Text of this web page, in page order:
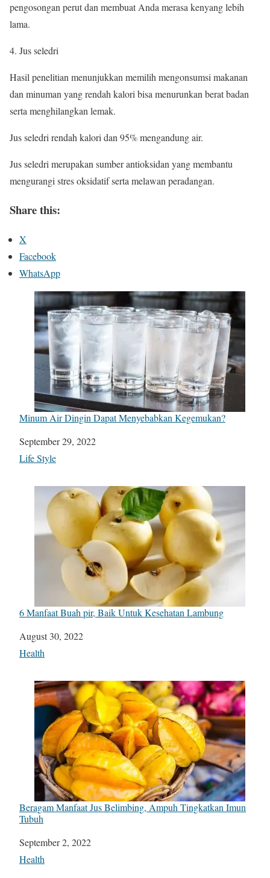
pengosongan perut dan membuat Anda merasa kenyang lebih
lama.
Jus seledri
Hasil penelitian menunjukkan memilih mengonsumsi makanan
dan minuman yang rendah kalori bisa menurunkan berat badan
serta menghilangkan lemak.
Jus seledri rendah kalori dan 95% mengandung air.
Jus seledri merupakan sumber antioksidan yang membantu
mengurangi stres oksidatif serta melawan peradangan.
Share this:
X
Facebook
WhatsApp
Minum Air Dingin Dapat Menyebabkan Kegemukan?
Date
September 29, 2022
In relation to
Life Style
6 Manfaat Buah pir, Baik Untuk Kesehatan Lambung
Date
August 30, 2022
In relation to
Health
Beragam Manfaat Jus Belimbing, Ampuh Tingkatkan Imun
Tubuh
Date
September 2, 2022
In relation to
Health